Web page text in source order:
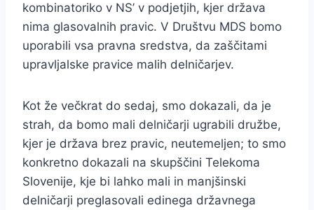
kombinatoriko v NS’ v podjetjih, kjer država
nima glasovalnih pravic. V Društvu MDS bomo
uporabili vsa pravna sredstva, da zaščitami
upravljalske pravice malih delničarjev.
Kot že večkrat do sedaj, smo dokazali, da je
strah, da bomo mali delničarji ugrabili družbe,
kjer je država brez pravic, neutemeljen; to smo
konkretno dokazali na skupščini Telekoma
Slovenije, kje bi lahko mali in manjšinski
delničarji preglasovali edinega državnega